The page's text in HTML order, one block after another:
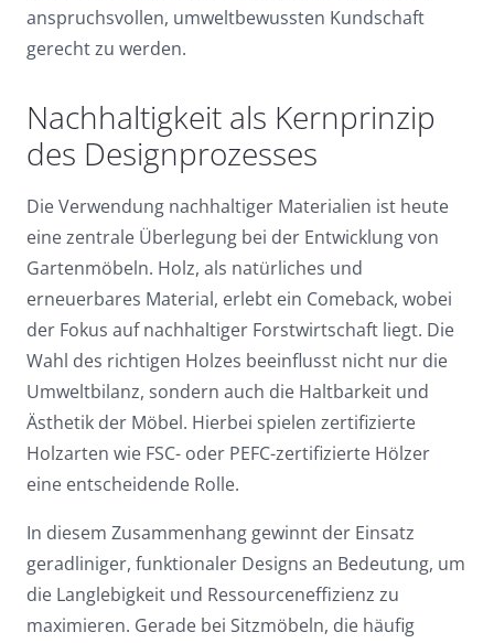
anspruchsvollen, umweltbewussten Kundschaft
gerecht zu werden.
Nachhaltigkeit als Kernprinzip
des Designprozesses
Die Verwendung nachhaltiger Materialien ist heute
eine zentrale Überlegung bei der Entwicklung von
Gartenmöbeln. Holz, als natürliches und
erneuerbares Material, erlebt ein Comeback, wobei
der Fokus auf nachhaltiger Forstwirtschaft liegt. Die
Wahl des richtigen Holzes beeinflusst nicht nur die
Umweltbilanz, sondern auch die Haltbarkeit und
Ästhetik der Möbel. Hierbei spielen zertifizierte
Holzarten wie FSC- oder PEFC-zertifizierte Hölzer
eine entscheidende Rolle.
In diesem Zusammenhang gewinnt der Einsatz
geradliniger, funktionaler Designs an Bedeutung, um
die Langlebigkeit und Ressourceneffizienz zu
maximieren. Gerade bei Sitzmöbeln, die häufig
brightness_high Bright contrast
brightness_low Dark contrast
format_underlined Underline links
font_download
Mark links
Reset
all
options
cached